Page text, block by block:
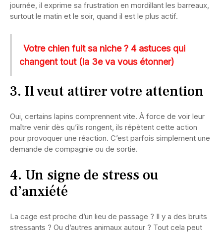
journée, il exprime sa frustration en mordillant les barreaux,
surtout le matin et le soir, quand il est le plus actif.
Votre chien fuit sa niche ? 4 astuces qui
changent tout (la 3e va vous étonner)
3. Il veut attirer votre attention
Oui, certains lapins comprennent vite. À force de voir leur
maître venir dès qu’ils rongent, ils répètent cette action
pour provoquer une réaction. C’est parfois simplement une
demande de compagnie ou de sortie.
4. Un signe de stress ou
d’anxiété
La cage est proche d’un lieu de passage ? Il y a des bruits
stressants ? Ou d’autres animaux autour ? Tout cela peut